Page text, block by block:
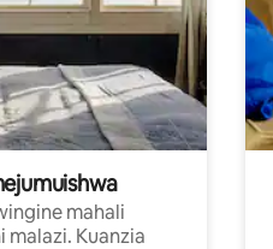
mahali
malazi. Kuanzia